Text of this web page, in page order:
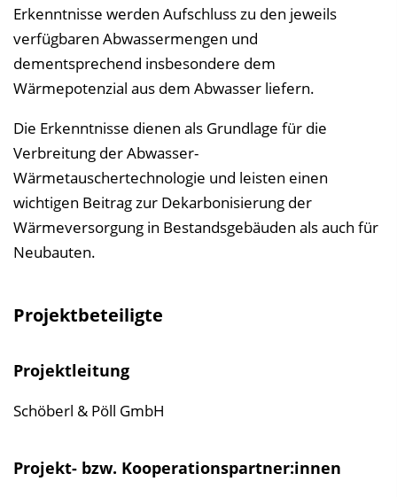
Erkenntnisse werden Aufschluss zu den jeweils
verfügbaren Abwassermengen und
dementsprechend insbesondere dem
Wärmepotenzial aus dem Abwasser liefern.
Die Erkenntnisse dienen als Grundlage für die
Verbreitung der Abwasser-
Wärmetauschertechnologie und leisten einen
wichtigen Beitrag zur Dekarbonisierung der
Wärmeversorgung in Bestandsgebäuden als auch für
Neubauten.
Projektbeteiligte
Projektleitung
Schöberl & Pöll GmbH
Projekt- bzw. Kooperationspartner:innen